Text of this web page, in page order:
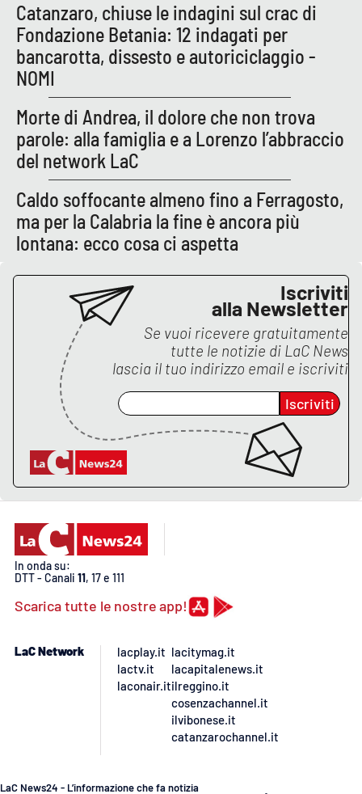
Catanzaro, chiuse le indagini sul crac di
Fondazione Betania: 12 indagati per
bancarotta, dissesto e autoriciclaggio -
NOMI
Morte di Andrea, il dolore che non trova
parole: alla famiglia e a Lorenzo l’abbraccio
del network LaC
Caldo soffocante almeno fino a Ferragosto,
ma per la Calabria la fine è ancora più
lontana: ecco cosa ci aspetta
Iscriviti
alla Newsletter
Se vuoi ricevere gratuitamente
tutte le notizie di LaC News
lascia il tuo indirizzo email e iscriviti
Iscriviti
In onda su:
DTT - Canali 11, 17 e 111
Scarica tutte le nostre app!
LaC Network
lacplay.it
lactv.it
laconair.it
lacitymag.it
lacapitalenews.it
ilreggino.it
cosenzachannel.it
ilvibonese.it
catanzarochannel.it
LaC News24 - L’informazione che fa notizia